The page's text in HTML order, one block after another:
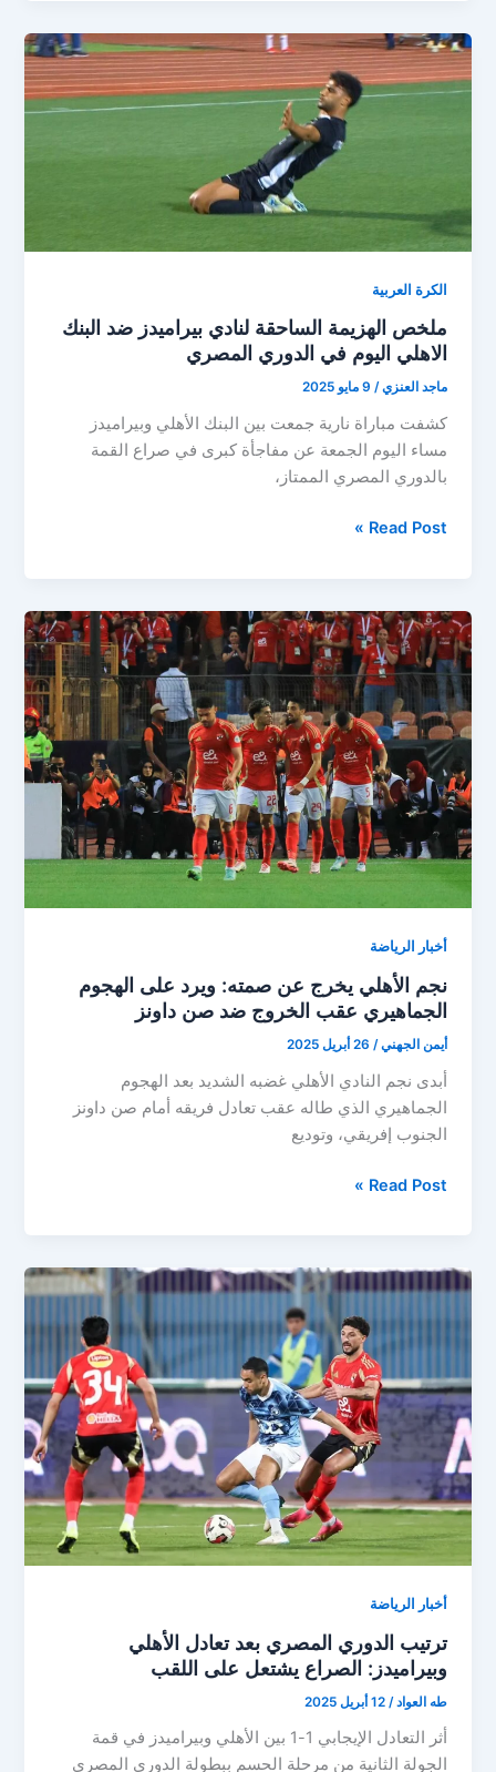
بعد
الهزيمة
المفاجئة
الكرة العربية
ملخص الهزيمة الساحقة لنادي بيراميدز ضد البنك
الاهلي اليوم في الدوري المصري
ماجد العنزي/ 9 مايو 2025
كشفت مباراة نارية جمعت بين البنك الأهلي وبيراميدز
مساء اليوم الجمعة عن مفاجأة كبرى في صراع القمة
بالدوري المصري الممتاز،
ملخص
لنادي
بيراميدز
ضد
البنك
الاهلي
اليوم
في
الدوري
المصري
Read Post »
أخبار الرياضة
نجم الأهلي يخرج عن صمته: ويرد على الهجوم
الجماهيري عقب الخروج ضد صن داونز
أيمن الجهني/ 26 أبريل 2025
أبدى نجم النادي الأهلي غضبه الشديد بعد الهجوم
الجماهيري الذي طاله عقب تعادل فريقه أمام صن داونز
الجنوب إفريقي، وتوديع
نجم
عن
صمته:
ويرد
الجماهيري
عقب
الخروج
ضد
صن
داونز
Read Post »
أخبار الرياضة
ترتيب الدوري المصري بعد تعادل الأهلي
وبيراميدز: الصراع يشتعل على اللقب
طه العواد/12 أبريل 2025
أثر التعادل الإيجابي 1-1 بين الأهلي وبيراميدز في قمة
الجولة الثانية من مرحلة الحسم ببطولة الدوري المصري